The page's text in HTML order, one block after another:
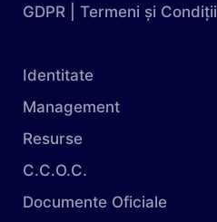
GDPR | Termeni și Condiții
Identitate
Management
Resurse
C.C.O.C.
Documente Oficiale